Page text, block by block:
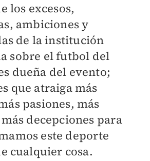
los excesos,
ambiciones y
de la institución
sobre el futbol del
dueña del evento;
que atraiga más
pasiones, más
decepciones para
este deporte
cualquier cosa.